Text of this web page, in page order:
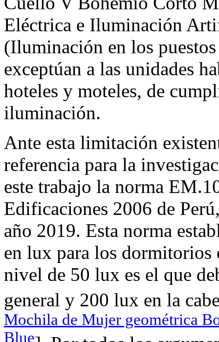
Eléctrica e Iluminación
(Iluminación en los
exceptúan a las unidades
hoteles y moteles, de
iluminación.
Ante esta limitación
referencia para la
este trabajo la norma
Edificaciones 2006 de
año 2019. Esta norma
en lux para los dormitorios
nivel de 50 lux es el que
general y 200 lux en la
Mochila de Mujer geométrica
Blue